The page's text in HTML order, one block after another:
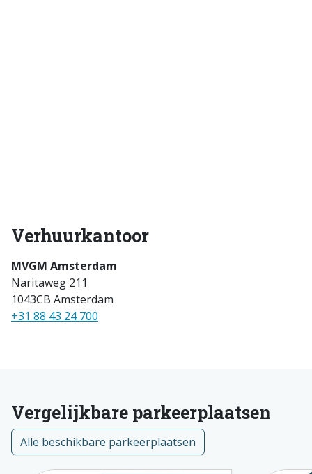
Verhuurkantoor
MVGM Amsterdam
Naritaweg 211
1043CB Amsterdam
+31 88 43 24 700
Vergelijkbare parkeerplaatsen
Alle beschikbare parkeerplaatsen